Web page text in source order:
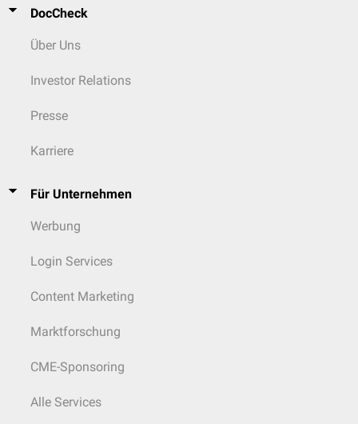
DocCheck
Über Uns
Investor Relations
Presse
Karriere
Für Unternehmen
Werbung
Login Services
Content Marketing
Marktforschung
CME-Sponsoring
Alle Services